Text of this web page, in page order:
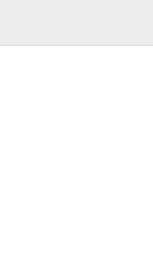
多，为方便您能及时